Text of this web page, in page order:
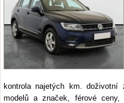
kontrola najetých km. doživotní
modelů a značek, férové